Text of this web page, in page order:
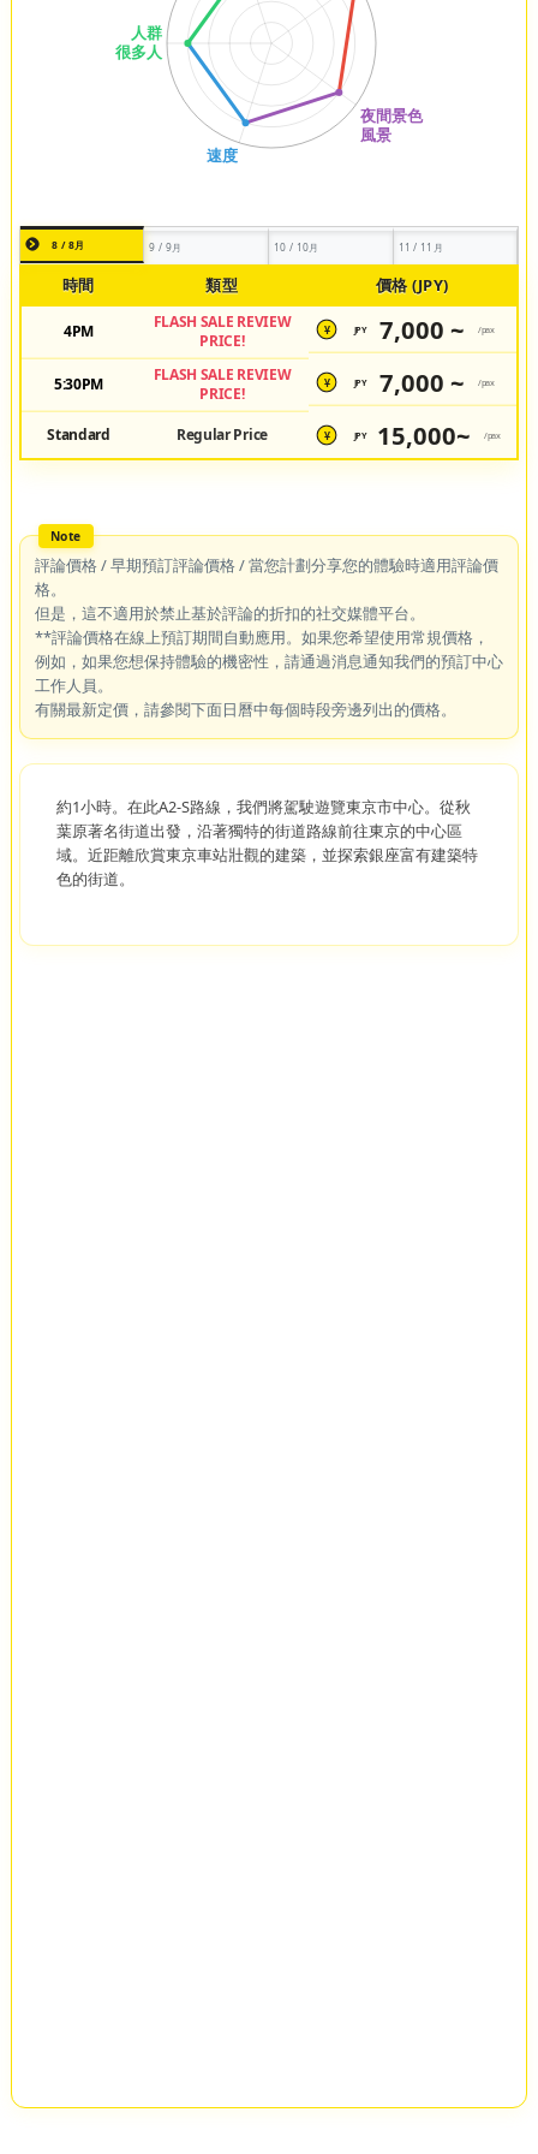
8 / 8月 9 / 9月 10 / 10月 11 / 11月
時間 類型 價格 (JPY)
4PM
FLASH SALE REVIEW
PRICE!
¥ JPY 7,000 ~ /pax
5:30PM
FLASH SALE REVIEW
PRICE!
¥ JPY 7,000 ~ /pax
Standard Regular Price ¥ JPY 15,000~ /pax
評論價格 / 早期預訂評論價格 / 當您計劃分享您的體驗時適用評論價
格。
但是，這不適用於禁止基於評論的折扣的社交媒體平台。
**評論價格在線上預訂期間自動應用。如果您希望使用常規價格，
例如，如果您想保持體驗的機密性，請通過消息通知我們的預訂中心
工作人員。
有關最新定價，請參閱下面日曆中每個時段旁邊列出的價格。
約1小時。在此A2-S路線，我們將駕駛遊覽東京市中心。從秋
葉原著名街道出發，沿著獨特的街道路線前往東京的中心區
域。近距離欣賞東京車站壯觀的建築，並探索銀座富有建築特
色的街道。